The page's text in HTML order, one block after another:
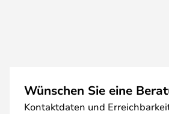
Wünschen Sie eine
Kontaktdaten und